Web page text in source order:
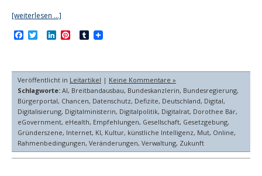
[weiterlesen …]
Facebook
TwitterLinkedIn
PinterestTumblr
Veröffentlicht in Leitartikel | Keine Kommentare »
Schlagworte: AI, Breitbandausbau, Bundeskanzlerin, Bundesregierung,
Bürgerportal, Chancen, Datenschutz, Defizite, Deutschland, Digital,
Digitalisierung, Digitalministerin, Digitalpolitik, Digitalrat, Dorothee Bär,
eGovernment, eHealth, Empfehlungen, Gesellschaft, Gesetzgebung,
Gründerszene, Internet, KI, Kultur, künstliche Intelligenz, Mut, Online,
Rahmenbedingungen, Veränderungen, Verwaltung, Zukunft